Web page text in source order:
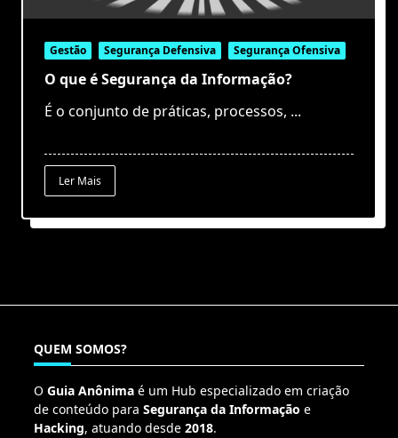
Gestão Segurança Defensiva Segurança Ofensiva
O que é Segurança da Informação?
É o conjunto de práticas, processos, ...
Ler Mais
QUEM SOMOS?
O Guia Anônima é um Hub especializado em criação
de conteúdo para Segurança da Informação e
Hacking, atuando desde 2018.